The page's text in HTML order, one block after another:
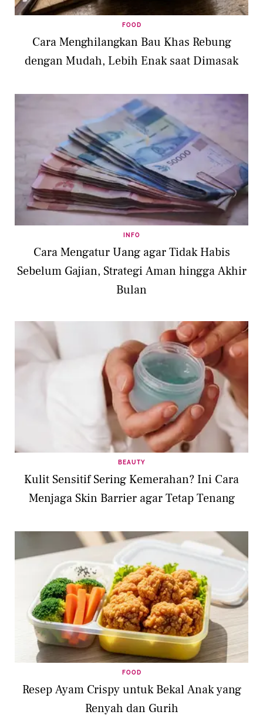
FOOD
Cara Menghilangkan Bau Khas Rebung
dengan Mudah, Lebih Enak saat Dimasak
INFO
Cara Mengatur Uang agar Tidak Habis
Sebelum Gajian, Strategi Aman hingga Akhir
Bulan
BEAUTY
Kulit Sensitif Sering Kemerahan? Ini Cara
Menjaga Skin Barrier agar Tetap Tenang
FOOD
Resep Ayam Crispy untuk Bekal Anak yang
Renyah dan Gurih